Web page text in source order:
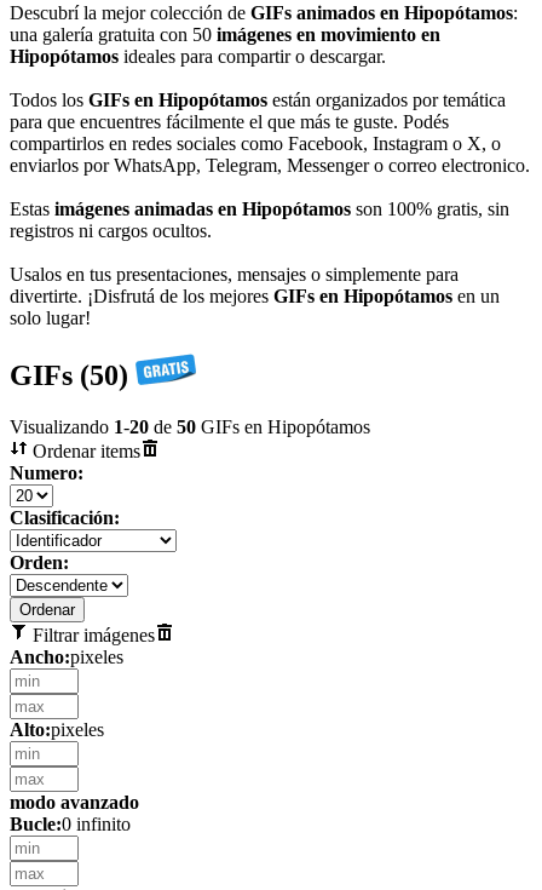
Descubrí la mejor colección de GIFs animados en Hipopótamos:
una galería gratuita con 50 imágenes en movimiento en
Hipopótamos ideales para compartir o descargar.
Todos los GIFs en Hipopótamos están organizados por temática
para que encuentres fácilmente el que más te guste. Podés
compartirlos en redes sociales como Facebook, Instagram o X, o
enviarlos por WhatsApp, Telegram, Messenger o correo electronico.
Estas imágenes animadas en Hipopótamos son 100% gratis, sin
registros ni cargos ocultos.
Usalos en tus presentaciones, mensajes o simplemente para
divertirte. ¡Disfrutá de los mejores GIFs en Hipopótamos en un
solo lugar!
GIFs (50)
Visualizando 1-20 de 50 GIFs en Hipopótamos
Ordenar items
Numero:
Clasificación:
Orden:
Filtrar imágenes
Ancho:pixeles
Alto:pixeles
modo avanzado
Bucle:0 infinito